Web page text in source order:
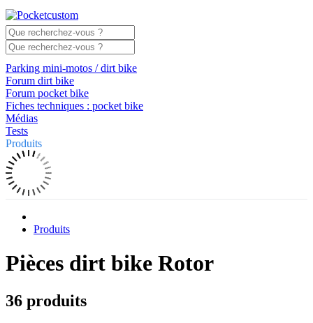
Parking mini-motos / dirt bike
Forum dirt bike
Forum pocket bike
Fiches techniques : pocket bike
Médias
Tests
Produits
Produits
Pièces dirt bike Rotor
36 produits